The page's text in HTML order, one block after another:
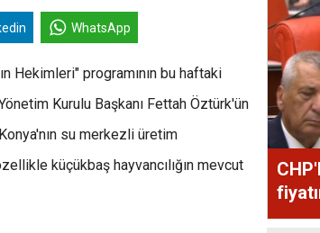
WhatsApp
Hekimleri" programının bu haftaki
Kurulu Başkanı Fettah Öztürk'ün
su merkezli üretim
küçükbaş hayvancılığın mevcut